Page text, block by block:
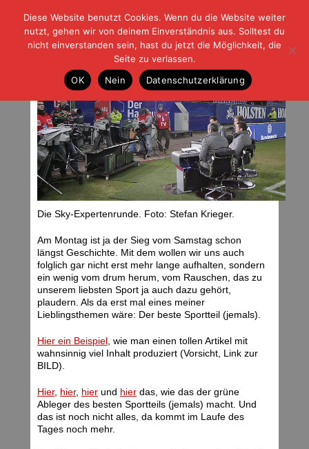
| | |BLOG-GFußball und der Rest
HOME|REGELN|IMPRESSUM |DATENSCHUTZ
Nach dem Spiel beginnt die Arbeit
Montag, 04.02.13 | 06:51 Uhr
Die Sky-Expertenrunde. Foto: Stefan Krieger.
Am Montag ist ja der Sieg vom Samstag schon
längst Geschichte. Mit dem wollen wir uns auch
folglich gar nicht erst mehr lange aufhalten, sondern
ein wenig vom drum herum, vom Rauschen, das zu
unserem liebsten Sport ja auch dazu gehört,
plaudern. Als da erst mal eines meiner
Lieblingsthemen wäre: Der beste Sportteil (jemals).
Hier ein Beispiel , wie man einen tollen Artikel mit
wahnsinnig viel Inhalt produziert (Vorsicht, Link zur
BILD).
Hier, hier, hier und hier das, wie das der grüne
Ableger des besten Sportteils (jemals) macht. Und
das ist noch nicht alles, da kommt im Laufe des
Tages noch mehr.
Diese Website benutzt Cookies. Wenn du die Website weiter
nutzt, gehen wir von deinem Einverständnis aus. Solltest du
nicht einverstanden sein, hast du jetzt die Möglichkeit, die
Seite zu verlassen.
OK
Nein Datenschutzerklärung